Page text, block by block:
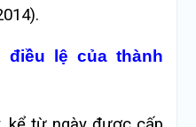
lệ của thành